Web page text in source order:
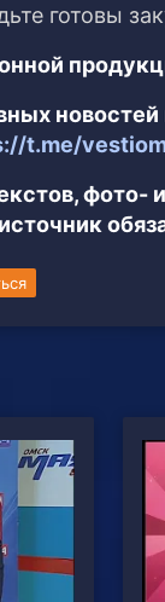
готовы
t.me/
фото-